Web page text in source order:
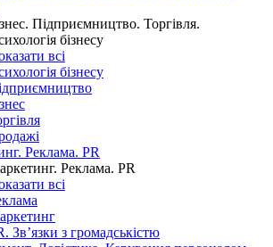
Підприємництво. Торгівля.
бізнесу
всі
бізнесу
Реклама. PR
Реклама. PR
всі
Зв’язки з громадськістю